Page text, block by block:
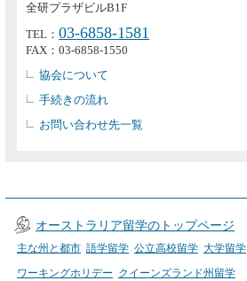
全研プラザビルB1F
TEL：03-6858-1581
FAX：03-6858-1550
協会について
手続きの流れ
お問い合わせ先一覧
オーストラリア留学のトップページ
主な州と都市 語学留学 公立高校留学 大学留学
ワーキングホリデー クイーンズランド州留学